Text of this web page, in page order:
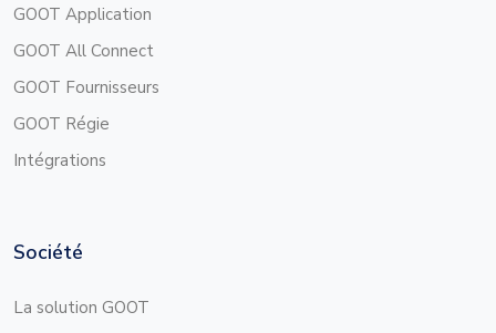
GOOT Application
GOOT All Connect
GOOT Fournisseurs
GOOT Régie
Intégrations
Société
La solution GOOT